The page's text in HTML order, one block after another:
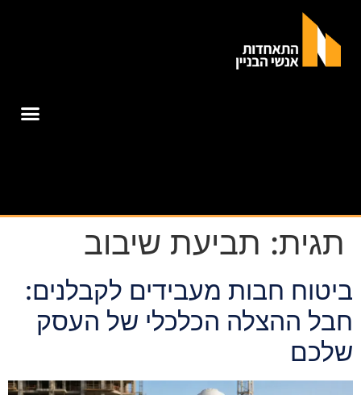
תגית: תביעת שיבוב
ביטוח חבות מעבידים לקבלנים:
חבל ההצלה הכלכלי של העסק
שלכם